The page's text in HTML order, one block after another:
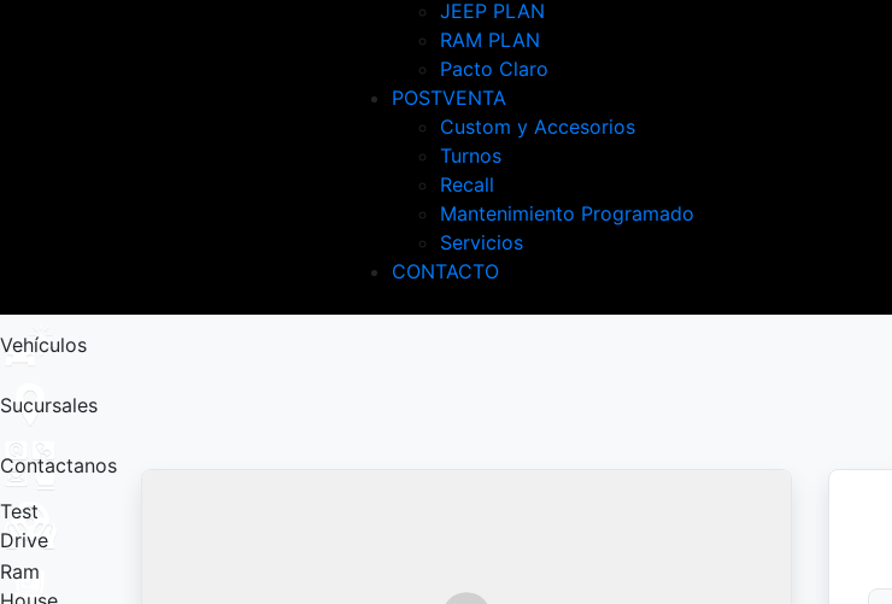
JEEP PLAN
RAM PLAN
Pacto Claro
POSTVENTA
Custom y Accesorios
Turnos
Recall
Mantenimiento Programado
Servicios
CONTACTO
Vehículos
Sucursales
Contactanos
Test
Drive
Ram